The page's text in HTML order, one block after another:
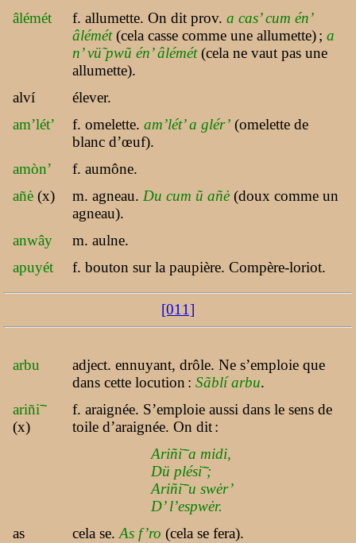
âlémét
f. allumette. On dit prov. a cas’ cum én’
âlémét(cela casse comme une allumette); a
n’ vü̃ pwũ én’ âlémét(cela ne vaut pas une
allumette).
alví
élever.
am’lét’
f. omelette. am’lét’ a glér’ (omelette de
blanc d’œuf).
amòn’
f. aumône.
añė (x) m. agneau. Du cum ũ añė (doux comme un
agneau).
anwây
m. aulne.
apuyét
f. bouton sur la paupière. Compère-loriot.
[011]
arbu
adject. ennuyant, drôle. Ne s’emploie que
dans cette locution : Sãblí arbu.
ariñi
(x)
f. araignée. S’emploie aussi dans le sens de
toile d’araignée. On dit:
Ariñia midi,
Dü plési ;
Ariñiu swėr’
D’ l’espwėr.
as
cela se. As f’ro (cela se fera).